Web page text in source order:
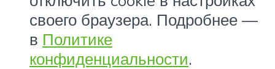
своего браузера. Подробнее —
в Политике
конфиденциальности.